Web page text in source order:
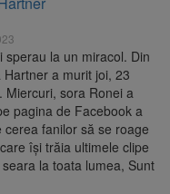
de
Potra.
pentru
Senat.
sperau la un miracol. Din
a murit joi, 23
Miercuri, sora Ronei a
pagina de Facebook a
cerea fanilor să se roage
își trăia ultimele clipe
la toata lumea, Sunt